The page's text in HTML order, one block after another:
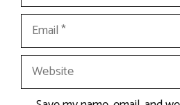
Email
Website